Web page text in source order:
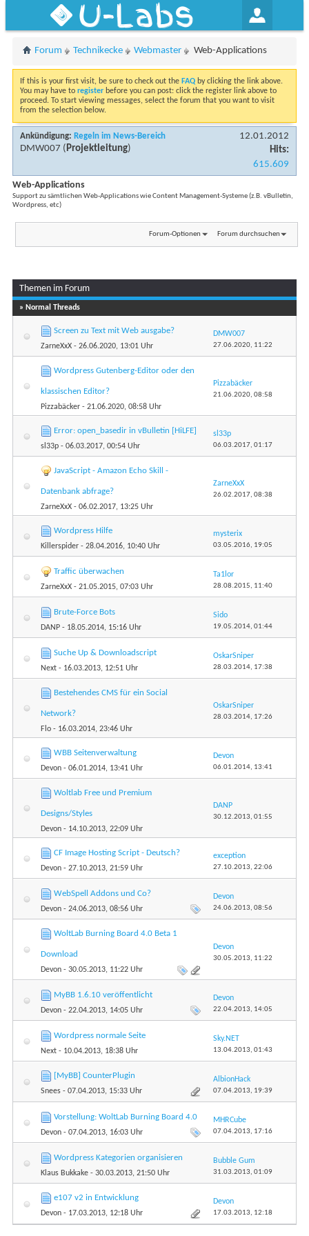
U-Labs
Forum Technikecke Webmaster Web-Applications
If this is your first visit, be sure to check out the FAQ by clicking the link above.
You may have to register before you can post: click the register link above to
proceed. To start viewing messages, select the forum that you want to visit
from the selection below.
Ankündigung: Regeln im News-Bereich
DMW007 (Projektleitung)
12.01.2012
Hits:
615.609
Web-Applications
Support zu sämtlichen Web-Applications wie Content Management-Systeme (z.B. vBulletin,
Wordpress, etc)
Forum-Optionen Forum durchsuchen
Themen im Forum
» Normal Threads
Screen zu Text mit Web ausgabe?
ZarneXxX - 26.06.2020, 13:01 Uhr
DMW007
27.06.2020, 11:22
Wordpress Gutenberg-Editor oder den
klassischen Editor?
Pizzabäcker - 21.06.2020, 08:58 Uhr
Pizzabäcker
21.06.2020, 08:58
Error: open_basedir in vBulletin [HiLFE]
sl33p - 06.03.2017, 00:54 Uhr
sl33p
06.03.2017, 01:17
JavaScript - Amazon Echo Skill -
Datenbank abfrage?
ZarneXxX - 06.02.2017, 13:25 Uhr
ZarneXxX
26.02.2017, 08:38
Wordpress Hilfe
Killerspider - 28.04.2016, 10:40 Uhr
mysterix
03.05.2016, 19:05
Traffic überwachen
ZarneXxX - 21.05.2015, 07:03 Uhr
Ta1lor
28.08.2015, 11:40
Brute-Force Bots
DANP - 18.05.2014, 15:16 Uhr
Sido
19.05.2014, 01:44
Suche Up & Downloadscript
Next - 16.03.2013, 12:51 Uhr
OskarSniper
28.03.2014, 17:38
Bestehendes CMS für ein Social
Network?
Flo - 16.03.2014, 23:46 Uhr
OskarSniper
28.03.2014, 17:26
WBB Seitenverwaltung
Devon - 06.01.2014, 13:41 Uhr
Devon
06.01.2014, 13:41
Woltlab Free und Premium
Designs/Styles
Devon - 14.10.2013, 22:09 Uhr
DANP
30.12.2013, 01:55
CF Image Hosting Script - Deutsch?
Devon - 27.10.2013, 21:59 Uhr
exception
27.10.2013, 22:06
WebSpell Addons und Co?
Devon - 24.06.2013, 08:56 Uhr
Devon
24.06.2013, 08:56
WoltLab Burning Board 4.0 Beta 1
Download
Devon - 30.05.2013, 11:22 Uhr
Devon
30.05.2013, 11:22
MyBB 1.6.10 veröffentlicht
Devon - 22.04.2013, 14:05 Uhr
Devon
22.04.2013, 14:05
Wordpress normale Seite
Next - 10.04.2013, 18:38 Uhr
Sky.NET
13.04.2013, 01:43
[MyBB] CounterPlugin
Snees - 07.04.2013, 15:33 Uhr
AlbionHack
07.04.2013, 19:39
Vorstellung: WoltLab Burning Board 4.0
Devon - 07.04.2013, 16:03 Uhr
MHRCube
07.04.2013, 17:16
Wordpress Kategorien organisieren
Klaus Bukkake - 30.03.2013, 21:50 Uhr
Bubble Gum
31.03.2013, 01:09
e107 v2 in Entwicklung
Devon - 17.03.2013, 12:18 Uhr
Devon
17.03.2013, 12:18